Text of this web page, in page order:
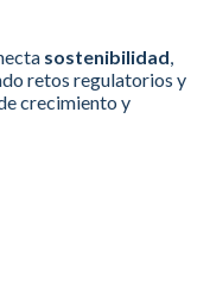
sostenibilidad,
retos regulatorios y
crecimiento y